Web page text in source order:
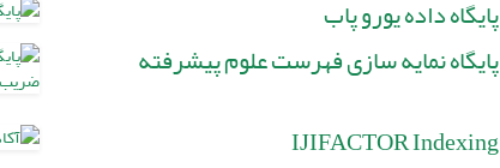
پایگاه داده یورو پاب
پایگاه نمایه سازی فهرست علوم پیشرفته
IJIFACTOR Indexing